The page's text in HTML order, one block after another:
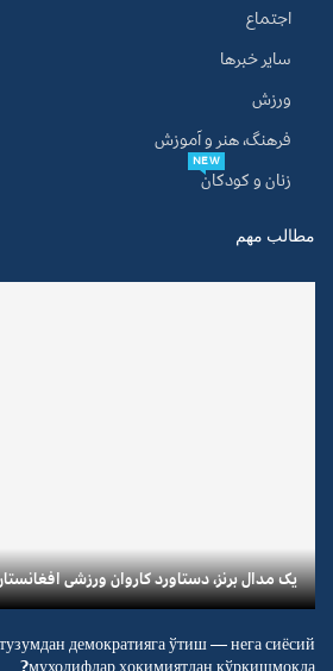
اجتماع
سایر خبرها
ورزش
فرهنگ، هنر و آموزش
زنان و کودکان
NEW
مطالب مهم
یک مدال برنز، دستاورد کاروان ورزشی افغانستان در
демократияга ўтиш — нега сиёсий